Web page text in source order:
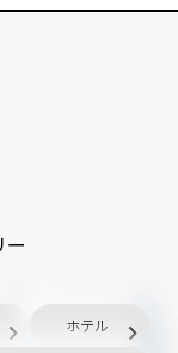
ー
ホテル